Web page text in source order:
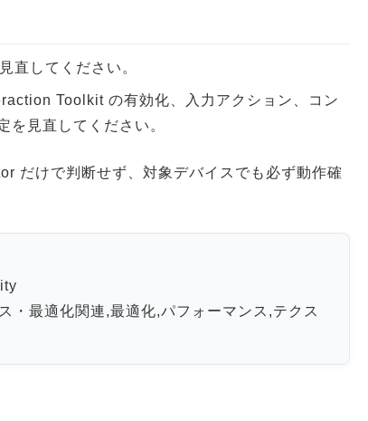
直してください。
Toolkit の有効化、入力アクション、コン
を見直してください。
だけで判断せず、対象デバイスでも必ず動作確
・最適化関連,最適化,パフォーマンス,テクス